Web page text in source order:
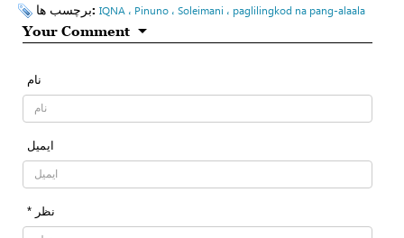
برچسب ها: IQNA ، Pinuno ، Soleimani ، paglilingkod na pang-alaala
Your Comment
نام
ایمیل
* نظر